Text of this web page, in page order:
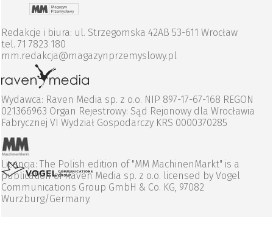
Redakcje i biura: ul. Strzegomska 42AB 53-611 Wrocław
tel. 71 7823 180
mm.redakcja@magazynprzemyslowy.pl
Wydawca: Raven Media sp. z o.o. NIP 897-17-67-168 REGON
021366963 Organ Rejestrowy: Sąd Rejonowy dla Wrocławia
Fabrycznej VI Wydział Gospodarczy KRS 0000370285
Licencja: The Polish edition of "MM MachinenMarkt" is a
publication of Raven Media sp. z o.o. licensed by Vogel
Communications Group GmbH & Co. KG, 97082
Wurzburg/Germany.